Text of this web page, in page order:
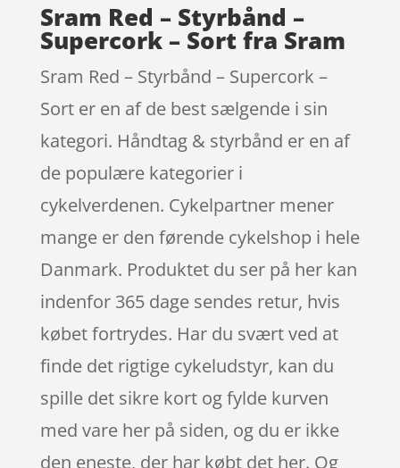
Sram Red – Styrbånd –
Supercork – Sort fra Sram
Sram Red – Styrbånd – Supercork –
Sort er en af de best sælgende i sin
kategori. Håndtag & styrbånd er en af
de populære kategorier i
cykelverdenen. Cykelpartner mener
mange er den førende cykelshop i hele
Danmark. Produktet du ser på her kan
indenfor 365 dage sendes retur, hvis
købet fortrydes. Har du svært ved at
finde det rigtige cykeludstyr, kan du
spille det sikre kort og fylde kurven
med vare her på siden, og du er ikke
den eneste, der har købt det her. Og